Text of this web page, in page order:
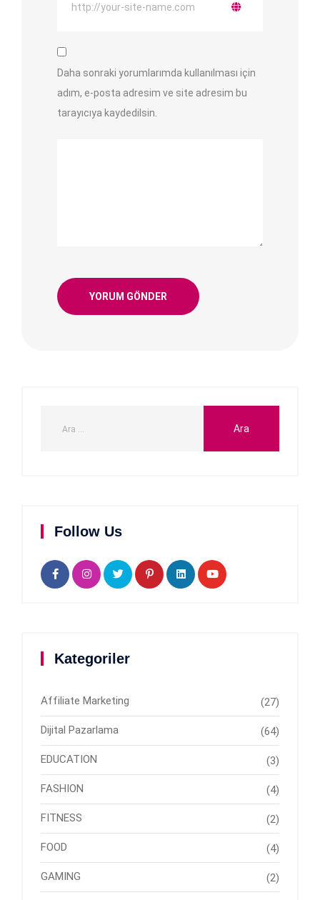
Daha sonraki yorumlarımda kullanılması için
adım, e-posta adresim ve site adresim bu
tarayıcıya kaydedilsin.
Follow Us
Kategoriler
Affiliate Marketing (27)
Dijital Pazarlama (64)
EDUCATION (3)
FASHION (4)
FITNESS (2)
FOOD (4)
GAMING (2)